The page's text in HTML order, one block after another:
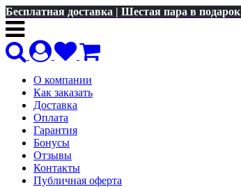
Бесплатная доставка | Шестая пара в подарок
О компании
Как заказать
Доставка
Оплата
Гарантия
Бонусы
Отзывы
Контакты
Публичная оферта